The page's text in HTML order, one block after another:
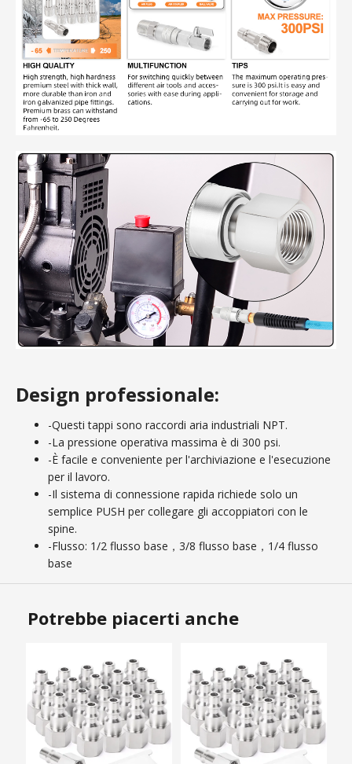
Design professionale:
-Questi tappi sono raccordi aria industriali NPT.
-La pressione operativa massima è di 300 psi.
-È facile e conveniente per l'archiviazione e l'esecuzione
per il lavoro.
-Il sistema di connessione rapida richiede solo un
semplice PUSH per collegare gli accoppiatori con le
spine.
-Flusso: 1/2 flusso base，3/8 flusso base，1/4 flusso
base
Potrebbe piacerti anche